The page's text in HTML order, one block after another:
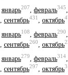
январь207, февраль345
сентябрь431 октябрь
январь108, февраль290
сентябрь260 октябрь
январь279, февраль314
сентябрь297 октябрь